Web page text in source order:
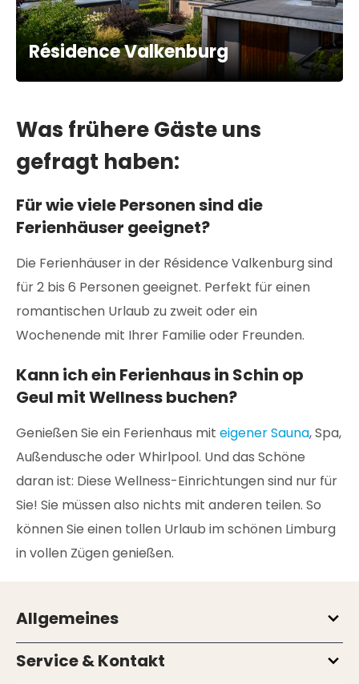
Résidence Valkenburg
Was frühere Gäste uns
gefragt haben:
Für wie viele Personen sind die
Ferienhäuser geeignet?
Die Ferienhäuser in der Résidence Valkenburg sind
für 2 bis 6 Personen geeignet. Perfekt für einen
romantischen Urlaub zu zweit oder ein
Wochenende mit Ihrer Familie oder Freunden.
Kann ich ein Ferienhaus in Schin op
Geul mit Wellness buchen?
Genießen Sie ein Ferienhaus mit eigener Sauna, Spa,
Außendusche oder Whirlpool. Und das Schöne
daran ist: Diese Wellness-Einrichtungen sind nur für
Sie! Sie müssen also nichts mit anderen teilen. So
können Sie einen tollen Urlaub im schönen Limburg
in vollen Zügen genießen.
Allgemeines
Service & Kontakt